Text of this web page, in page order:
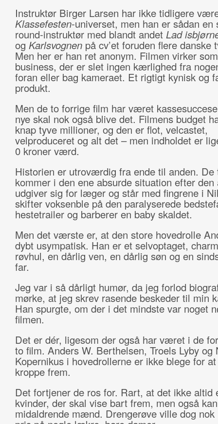
Instruktør Birger Larsen har ikke tidligere
Klassefesten-universet, men han er sådan en
round-instruktør med blandt andet Lad
og Karlsvognenpå cv’et foruden flere danske
Men her er han ret anonym. Filmen virker
business, der er slet ingen kærlighed fra
foran eller bag kameraet. Et rigtigt kynisk og
produkt.
Men de to forrige film har været
nye skal nok også blive det. Filmens budget
knap tyve millioner, og den er flot, velcastet,
velproduceret og alt det – men indholdet er
0 kroner værd.
Historien er utroværdig fra ende til anden. De
kommer i den ene absurde situation efter den
udgiver sig for læger og står med fingrene i
skifter voksenble på den paralyserede
hestetrailer og barberer en baby skaldet.
Men det værste er, at den store hovedrolle
dybt usympatisk. Han er et selvoptaget,
røvhul, en dårlig ven, en dårlig søn og en
far.
Jeg var i så dårligt humør, da jeg forlod
mørke, at jeg skrev rasende beskeder til min
Han spurgte, om der i det mindste var noget
filmen.
Det er dér, ligesom der også har været i de
to film. Anders W. Berthelsen, Troels Lyby og
Kopernikus i hovedrollerne er ikke blege for
kroppe frem.
Det fortjener de ros for. Rart, at det ikke altid
kvinder, der skal vise bart frem, men også
midaldrende mænd. Drengerøve ville dog nok